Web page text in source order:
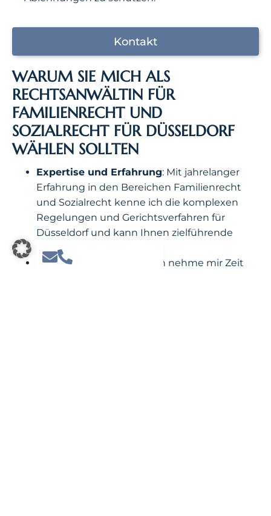
Kontakt
WARUM SIE MICH ALS
RECHTSANWÄLTIN FÜR
FAMILIENRECHT UND
SOZIALRECHT FÜR DÜSSELDORF
WÄHLEN SOLLTEN
Expertise und Erfahrung: Mit jahrelanger
Erfahrung in den Bereichen Familienrecht
und Sozialrecht kenne ich die komplexen
Regelungen und Gerichtsverfahren für
Düsseldorf und kann Ihnen zielführende
Lösungen anbieten.
Individuelle Beratung
: Ich nehme mir Zeit